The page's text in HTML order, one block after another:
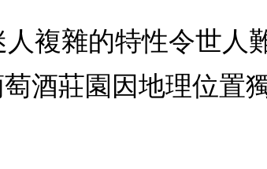
複雜的特性令世人
酒莊園因地理位置